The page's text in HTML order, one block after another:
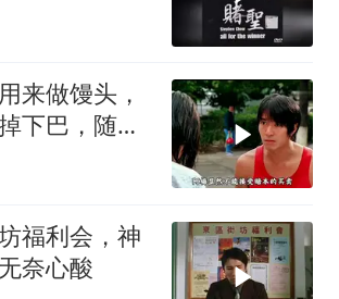
来做馒头，
下巴，随后
福利会，神
奈心酸